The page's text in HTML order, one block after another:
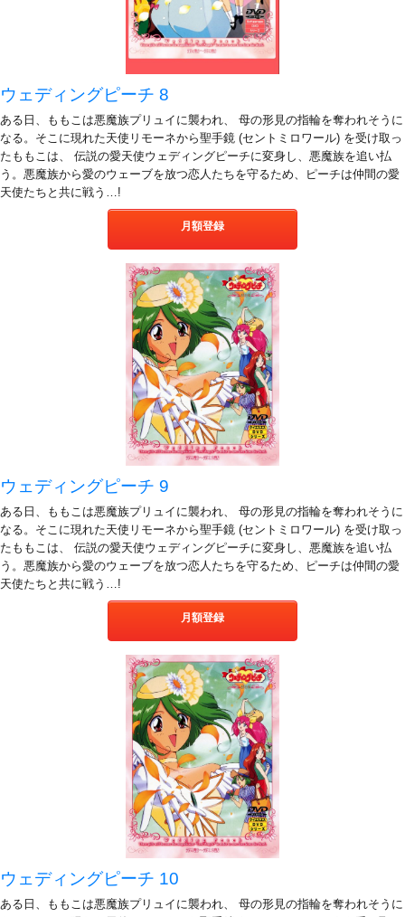
ウェディングピーチ 8
ある日、ももこは悪魔族プリュイに襲われ、 母の形見の指輪を奪われそうに
なる。そこに現れた天使リモーネから聖手鏡 (セントミロワール) を受け取っ
たももこは、 伝説の愛天使ウェディングピーチに変身し、悪魔族を追い払
う。悪魔族から愛のウェーブを放つ恋人たちを守るため、ピーチは仲間の愛
天使たちと共に戦う…!
月額登録
ウェディングピーチ 9
ある日、ももこは悪魔族プリュイに襲われ、 母の形見の指輪を奪われそうに
なる。そこに現れた天使リモーネから聖手鏡 (セントミロワール) を受け取っ
たももこは、 伝説の愛天使ウェディングピーチに変身し、悪魔族を追い払
う。悪魔族から愛のウェーブを放つ恋人たちを守るため、ピーチは仲間の愛
天使たちと共に戦う…!
月額登録
ウェディングピーチ 10
ある日、ももこは悪魔族プリュイに襲われ、 母の形見の指輪を奪われそうに